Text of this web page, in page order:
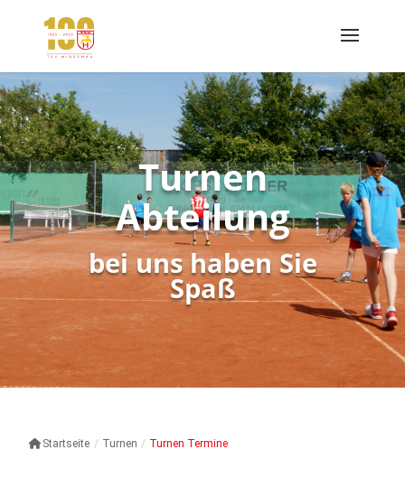
Turnen
Abteilung
bei uns haben Sie
Spaß
Startseite / Turnen / Turnen Termine